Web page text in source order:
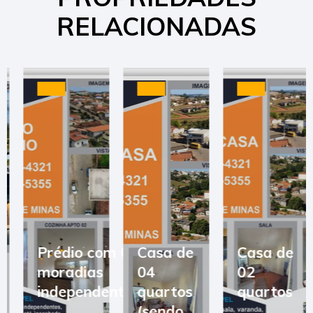
RELACIONADAS
Prédio com 03
moradias
independentes
Casa de
04
quartos
Casa de
02
quartos